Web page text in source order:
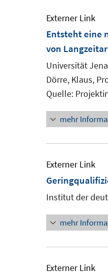
Externer Link
Entsteht eine
von
Universität
Dörre, Klaus,
Quelle:
mehr
Externer Link
Institut der
mehr
Externer Link